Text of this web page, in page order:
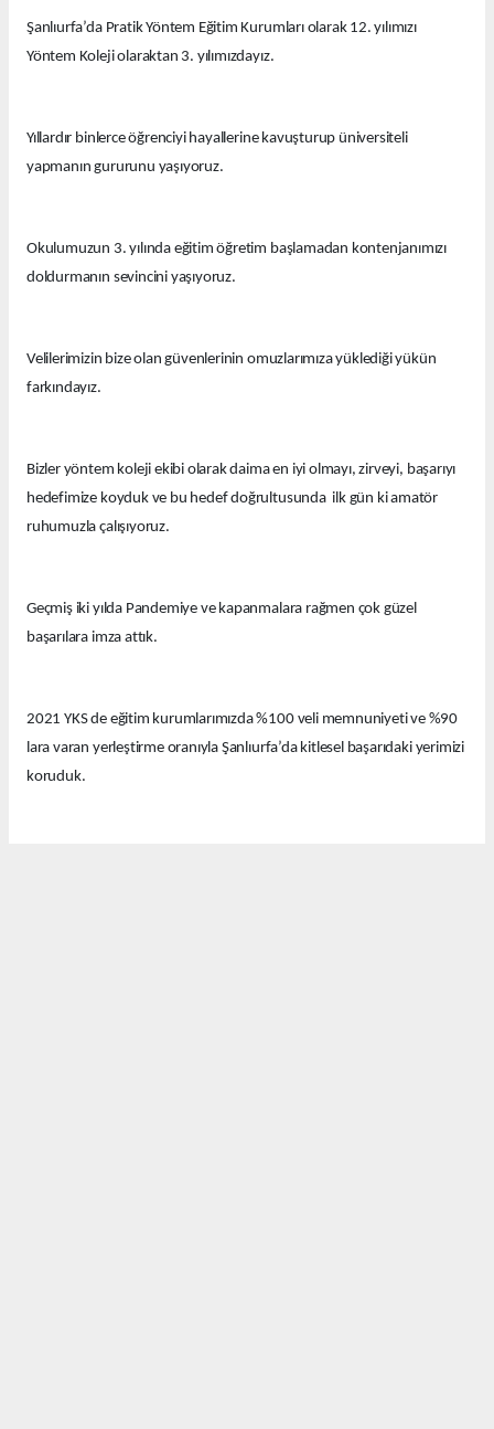
Şanlıurfa’da Pratik Yöntem Eğitim Kurumları olarak 12. yılımızı
Yöntem Koleji olaraktan 3. yılımızdayız.
Yıllardır binlerce öğrenciyi hayallerine kavuşturup üniversiteli
yapmanın gururunu yaşıyoruz.
Okulumuzun 3. yılında eğitim öğretim başlamadan kontenjanımızı
doldurmanın sevincini yaşıyoruz.
Velilerimizin bize olan güvenlerinin omuzlarımıza yüklediği yükün
farkındayız.
Bizler yöntem koleji ekibi olarak daima en iyi olmayı, zirveyi, başarıyı
hedefimize koyduk ve bu hedef doğrultusunda ilk gün ki amatör
ruhumuzla çalışıyoruz.
Geçmiş iki yılda Pandemiye ve kapanmalara rağmen çok güzel
başarılara imza attık.
2021 YKS de eğitim kurumlarımızda %100 veli memnuniyeti ve %90
lara varan yerleştirme oranıyla Şanlıurfa’da kitlesel başarıdaki yerimizi
koruduk.